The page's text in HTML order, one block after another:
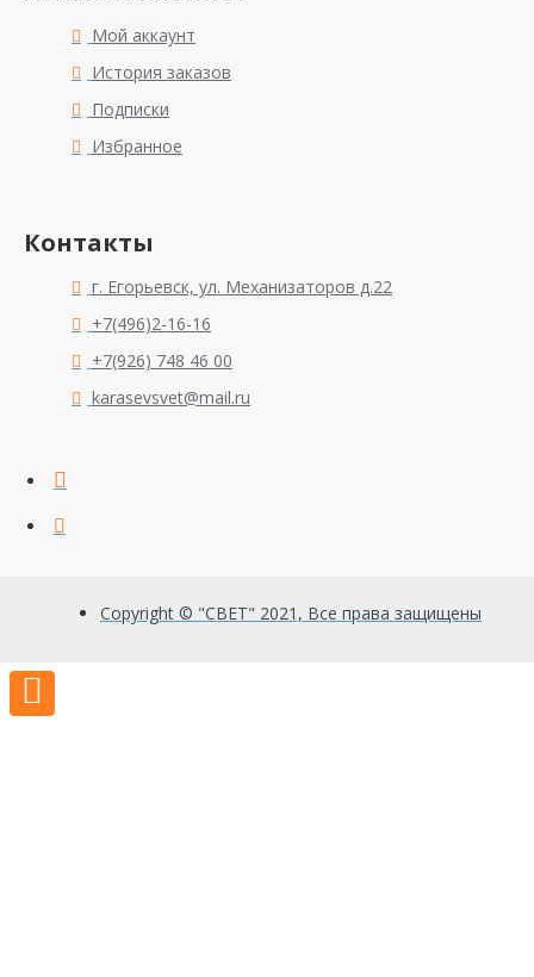
Мой аккаунт
История заказов
Подписки
Избранное
Контакты
г. Егорьевск, ул. Механизаторов д.22
+7(496)2-16-16
+7(926) 748 46 00
karasevsvet@mail.ru
Copyright © "СВЕТ" 2021, Все права защищены